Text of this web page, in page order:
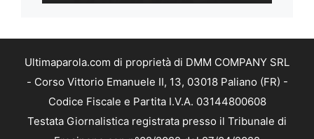
Ultimaparola.com di proprietà di DMM COMPANY SRL
- Corso Vittorio Emanuele II, 13, 03018 Paliano (FR) -
Codice Fiscale e Partita I.V.A. 03144800608
Testata Giornalistica registrata presso il Tribunale di